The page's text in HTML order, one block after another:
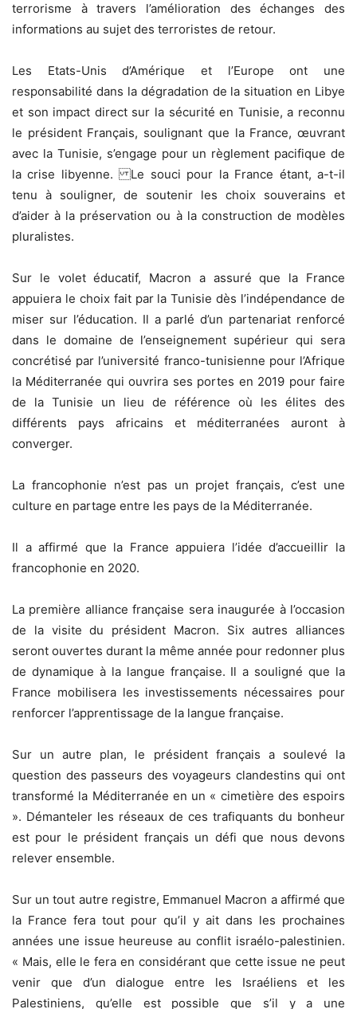
terrorisme à travers l’amélioration des échanges des
informations au sujet des terroristes de retour.
Les Etats-Unis d’Amérique et l’Europe ont une
responsabilité dans la dégradation de la situation en Libye
et son impact direct sur la sécurité en Tunisie, a reconnu
le président Français, soulignant que la France, œuvrant
avec la Tunisie, s’engage pour un règlement pacifique de
la crise libyenne. Le souci pour la France étant, a-t-il
tenu à souligner, de soutenir les choix souverains et
d’aider à la préservation ou à la construction de modèles
pluralistes.
Sur le volet éducatif, Macron a assuré que la France
appuiera le choix fait par la Tunisie dès l’indépendance de
miser sur l’éducation. Il a parlé d’un partenariat renforcé
dans le domaine de l’enseignement supérieur qui sera
concrétisé par l’université franco-tunisienne pour l’Afrique
la Méditerranée qui ouvrira ses portes en 2019 pour faire
de la Tunisie un lieu de référence où les élites des
différents pays africains et méditerranées auront à
converger.
La francophonie n’est pas un projet français, c’est une
culture en partage entre les pays de la Méditerranée.
Il a affirmé que la France appuiera l’idée d’accueillir la
francophonie en 2020.
La première alliance française sera inaugurée à l’occasion
de la visite du président Macron. Six autres alliances
seront ouvertes durant la même année pour redonner plus
de dynamique à la langue française. Il a souligné que la
France mobilisera les investissements nécessaires pour
renforcer l’apprentissage de la langue française.
Sur un autre plan, le président français a soulevé la
question des passeurs des voyageurs clandestins qui ont
transformé la Méditerranée en un « cimetière des espoirs
». Démanteler les réseaux de ces trafiquants du bonheur
est pour le président français un défi que nous devons
relever ensemble.
Sur un tout autre registre, Emmanuel Macron a affirmé que
la France fera tout pour qu’il y ait dans les prochaines
années une issue heureuse au conflit israélo-palestinien.
« Mais, elle le fera en considérant que cette issue ne peut
venir que d’un dialogue entre les Israéliens et les
Palestiniens, qu’elle est possible que s’il y a une